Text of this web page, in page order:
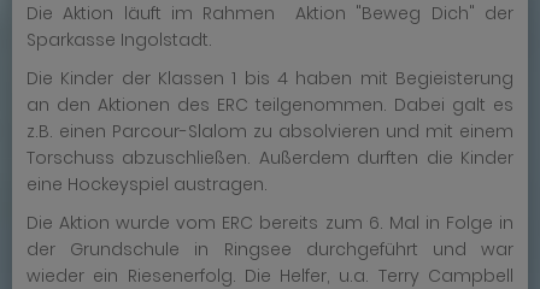
Die Aktion läuft im Rahmen Aktion "Beweg Dich" der
Sparkasse Ingolstadt.
Die Kinder der Klassen 1 bis 4 haben mit Begieisterung
an den Aktionen des ERC teilgenommen. Dabei galt es
z.B. einen Parcour-Slalom zu absolvieren und mit einem
Torschuss abzuschließen. Außerdem durften die Kinder
eine Hockeyspiel austragen.
Die Aktion wurde vom ERC bereits zum 6. Mal in Folge in
der Grundschule in Ringsee durchgeführt und war
wieder ein Riesenerfolg. Die Helfer, u.a. Terry Campbell